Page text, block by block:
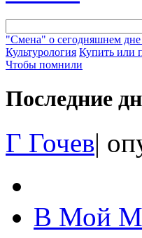
"Смена" о сегодняшнем дне
Культурология Купить или
Чтобы помнили
Последние
Г Гочев|
В Мой